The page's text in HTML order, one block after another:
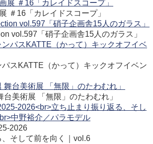
＃16「カレイドスコープ」
vol.597「硝子企画舎15人のガラス」
スKATTE（かって）キックオフイベン
美術展 「無限」のたわむれ」
2026
そして前を向く｜vol.6